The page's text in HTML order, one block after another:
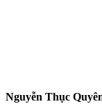
Nguyễn Thục